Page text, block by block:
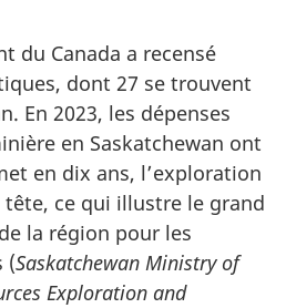
du Canada a recensé
dont 27 se trouvent
En 2023, les dépenses
en Saskatchewan ont
en dix ans, l’exploration
tête, ce qui illustre le grand
la région pour les
(Saskatchewan Ministry of
Exploration and